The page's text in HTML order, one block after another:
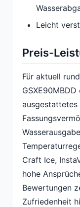
Leicht
Preis-
Für aktuell
Craft Ice,
hohe
Bewertungen
Zufriedenheit